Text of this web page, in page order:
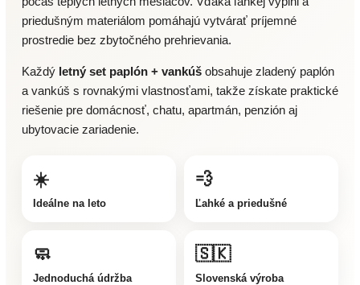
priedušným materiálom pomáhajú vytvárať príjemné
prostredie bez zbytočného prehrievania.
Každý letný set paplón + vankúš obsahuje zladený paplón
a vankúš s rovnakými vlastnosťami, takže získate praktické
riešenie pre domácnosť, chatu, apartmán, penzión aj
ubytovacie zariadenie.
☀️
Ideálne na leto
💨
Ľahké a priedušné
🧼
Jednoduchá údržba
🇸🇰
Slovenská výroba